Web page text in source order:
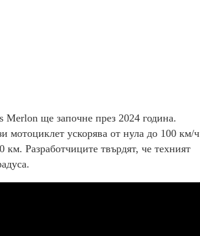
Merlon ще започне през 2024 година.
мотоциклет ускорява от нула до 100 км/ч
Разработчиците твърдят, че техният